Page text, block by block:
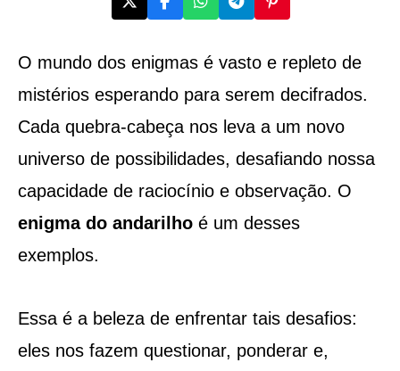
O mundo dos enigmas é vasto e repleto de
mistérios esperando para serem decifrados.
Cada quebra-cabeça nos leva a um novo
universo de possibilidades, desafiando nossa
capacidade de raciocínio e observação. O
enigma do andarilhoé um desses
exemplos.
Essa é a beleza de enfrentar tais desafios:
eles nos fazem questionar, ponderar e,